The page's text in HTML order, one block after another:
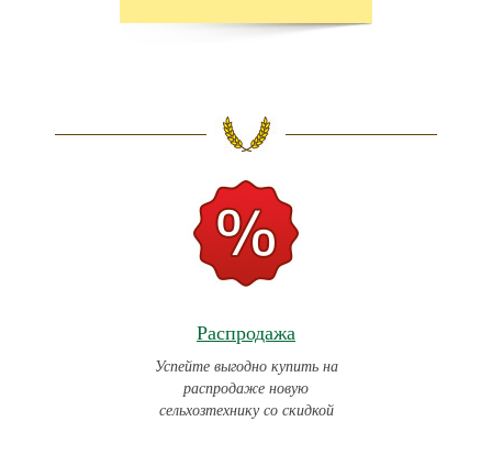
Распродажа
Успейте выгодно купить на
распродаже новую
сельхозтехнику со скидкой